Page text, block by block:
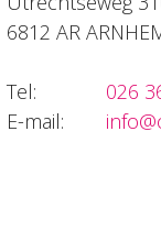
6812 AR
Tel:
026
E-mail: